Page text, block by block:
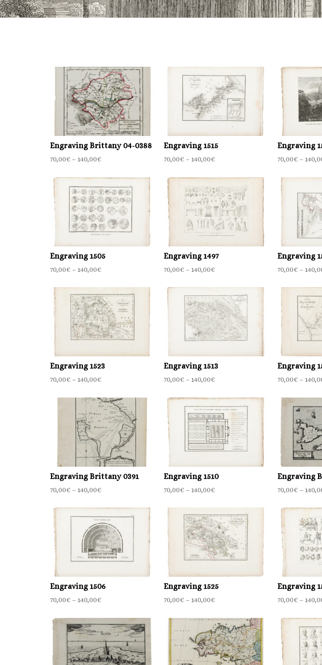
Engraving Brittany 04-0388
70,00€ – 140,00€
Engraving 1515
70,00€ – 140,00€
Engraving
70,00€ –
Engraving 1505
70,00€ – 140,00€
Engraving 1497
70,00€ – 140,00€
Engraving
70,00€ –
Engraving 1523
70,00€ – 140,00€
Engraving 1513
70,00€ – 140,00€
Engraving
70,00€ –
Engraving Brittany 0391
70,00€ – 140,00€
Engraving 1510
70,00€ – 140,00€
Engraving
70,00€ –
Engraving 1506
70,00€ – 140,00€
Engraving 1525
70,00€ – 140,00€
Engraving
70,00€ –